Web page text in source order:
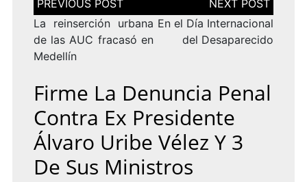
de
entradas
La reinserción urbana
de las AUC fracasó en
Medellín
En el Día Internacional
del Desaparecido
Firme La Denuncia Penal
Contra Ex Presidente
Álvaro Uribe Vélez Y 3
De Sus Ministros